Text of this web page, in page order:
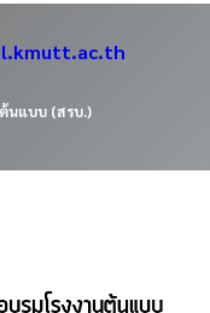
นแบบ (สรบ.)